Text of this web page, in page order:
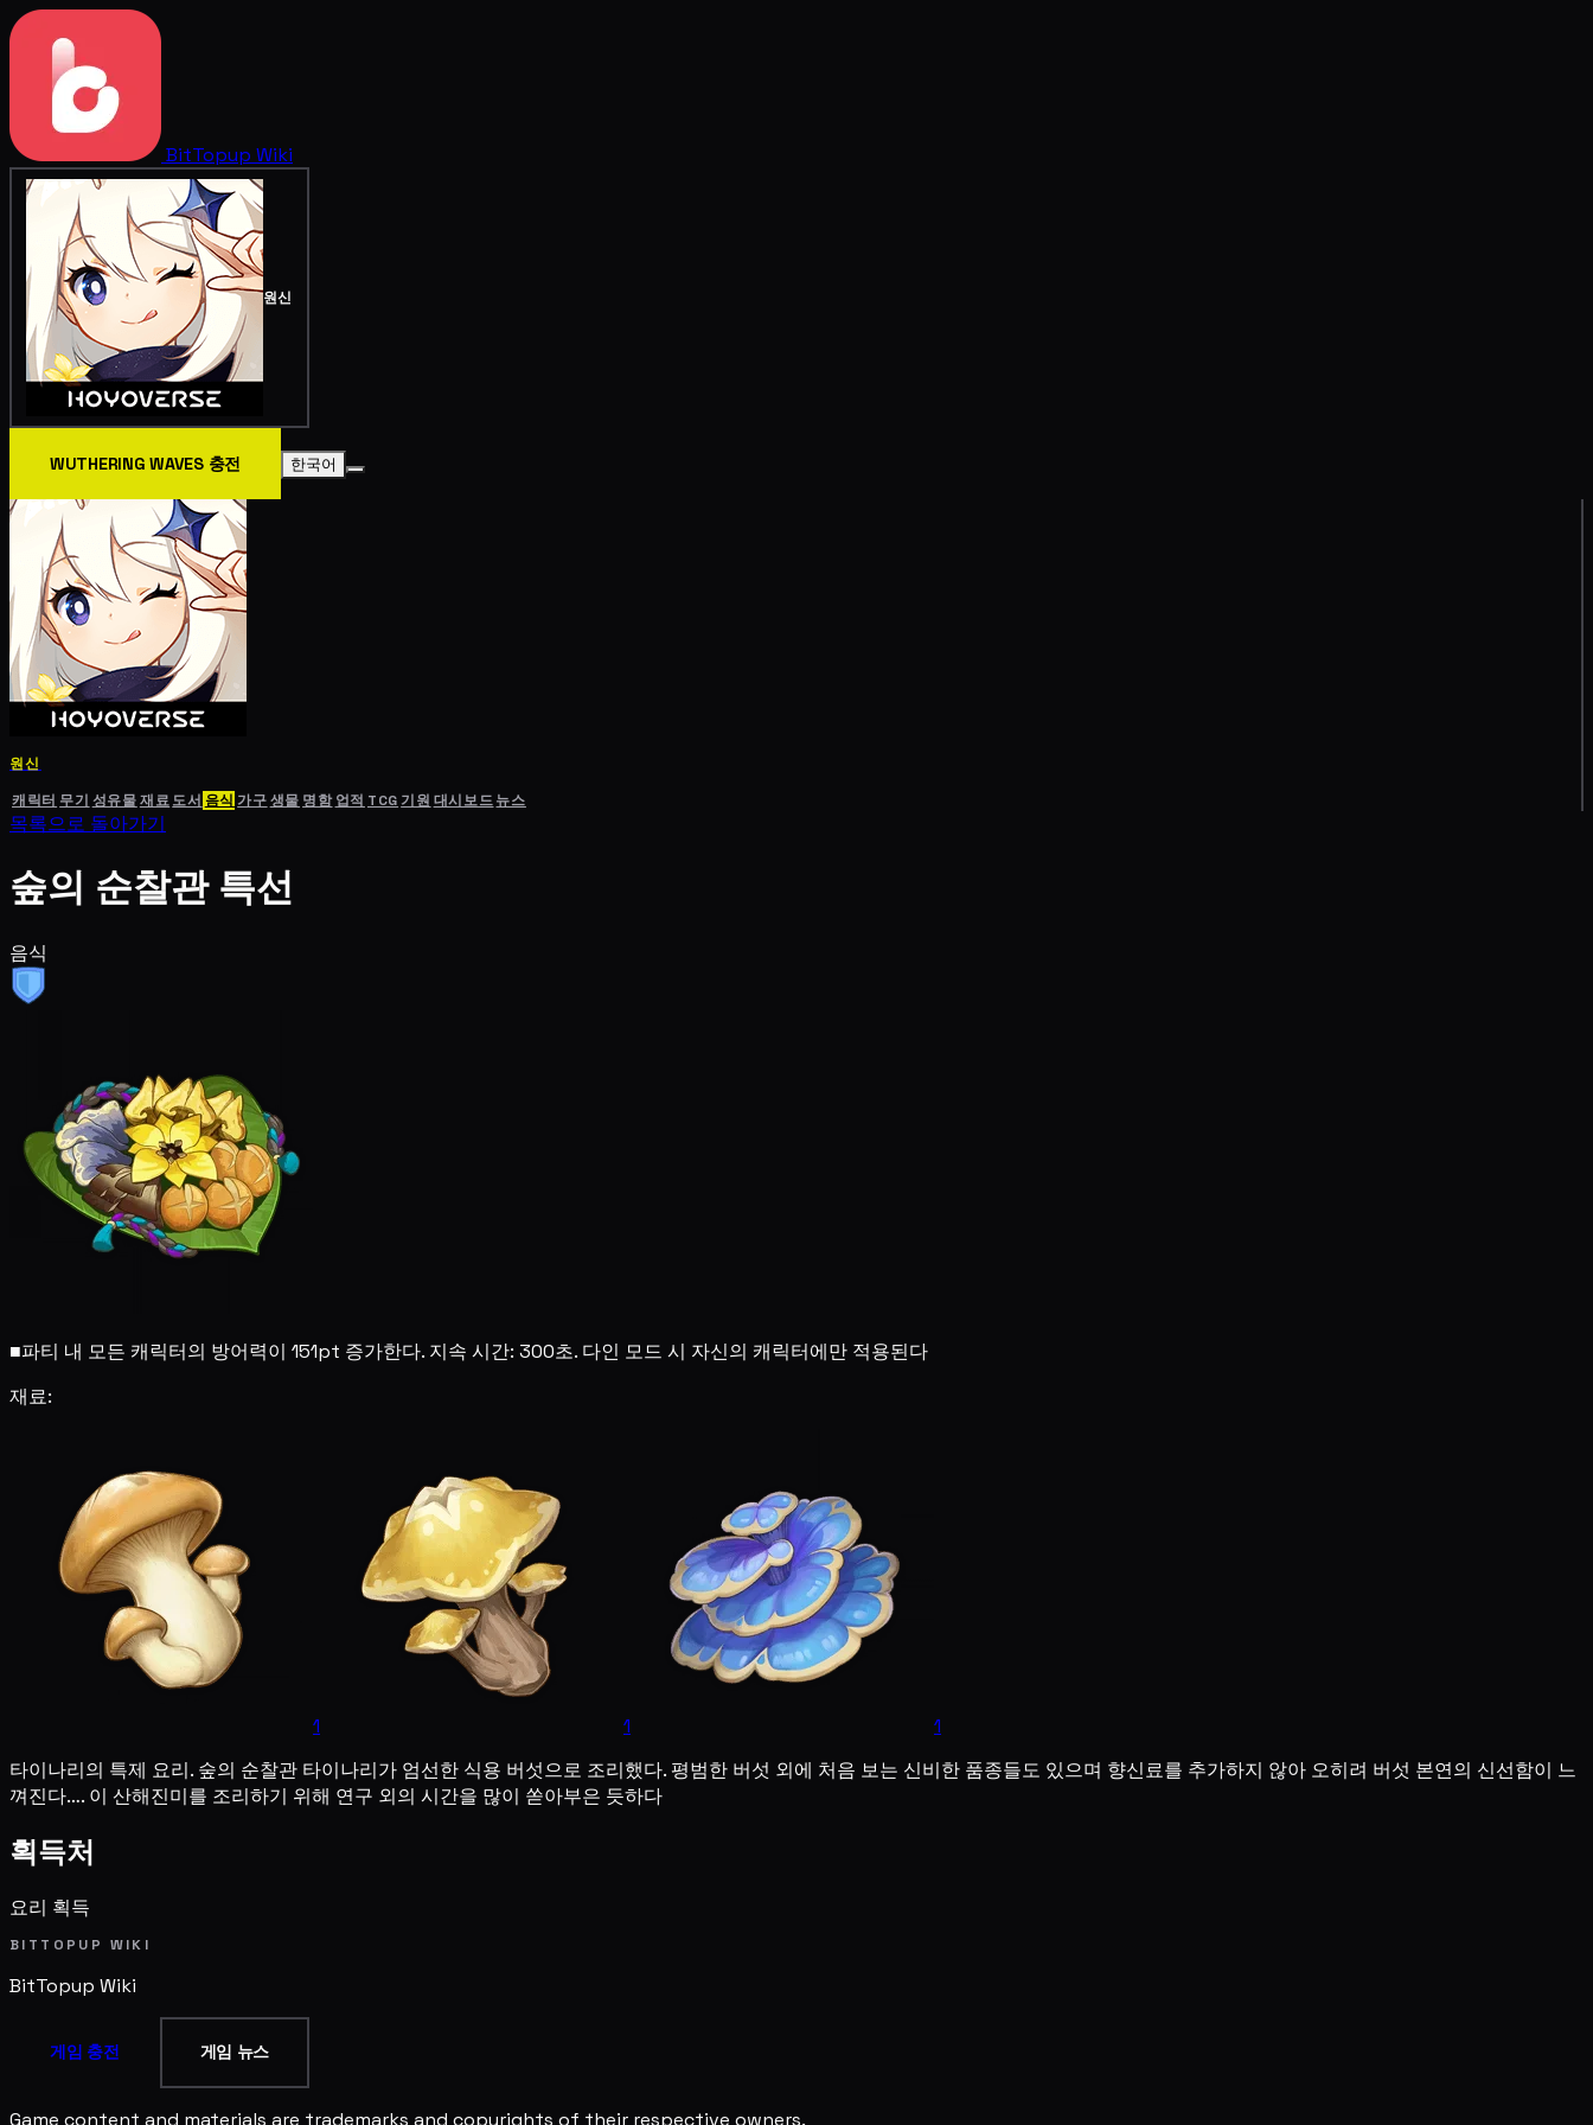
BitTopup Wiki
원신
WUTHERING WAVES 충전 한국어
원신
캐릭터 무기 성유물재료도서 음식 가구생물 명함 업적 TCG기원 대시보드뉴스
목록으로 돌아가기
숲의 순찰관 특선
음식
■파티 내 모든 캐릭터의 방어력이 151pt 증가한다. 지속 시간: 300초. 다인 모드 시 자신의 캐릭터에만 적용된다
재료:
1 1
1
타이나리의 특제 요리. 숲의 순찰관 타이나리가 엄선한 식용 버섯으로 조리했다. 평범한 버섯 외에 처음 보는 신비한 품종들도 있으며 향신료를 추가하지 않아 오히려 버섯 본연의 신선함이 느
껴진다…. 이 산해진미를 조리하기 위해 연구 외의 시간을 많이 쏟아부은 듯하다
획득처
요리 획득
BITTOPUP WIKI
BitTopup Wiki
게임 충전 게임 뉴스
Game content and materials are trademarks and copyrights of their respective owners.